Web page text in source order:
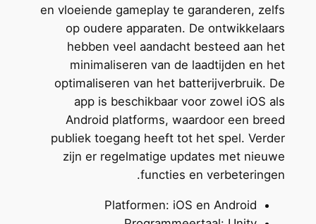
en vloeiende gameplay te garanderen, zelfs
op oudere apparaten. De ontwikkelaars
hebben veel aandacht besteed aan het
minimaliseren van de laadtijden en het
optimaliseren van het batterijverbruik. De
app is beschikbaar voor zowel iOS als
Android platforms, waardoor een breed
publiek toegang heeft tot het spel. Verder
zijn er regelmatige updates met nieuwe
functies en verbeteringen.
Platformen: iOS en Android